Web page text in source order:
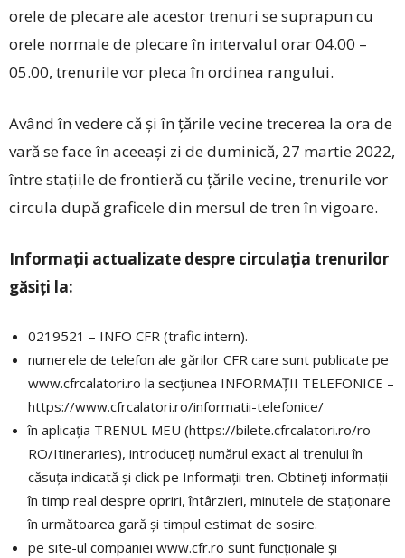
orele de plecare ale acestor trenuri se suprapun cu
orele normale de plecare în intervalul orar 04.00 –
05.00, trenurile vor pleca în ordinea rangului.
Având în vedere că şi în ţările vecine trecerea la ora de
vară se face în aceeaşi zi de duminică, 27 martie 2022,
între staţiile de frontieră cu țările vecine, trenurile vor
circula după graficele din mersul de tren în vigoare.
Informații actualizate despre circulația trenurilor
găsiți la:
0219521 – INFO CFR (trafic intern).
numerele de telefon ale gărilor CFR care sunt publicate pe
www.cfrcalatori.ro la secțiunea INFORMAȚII TELEFONICE –
https://www.cfrcalatori.ro/informatii-telefonice/
în aplicația TRENUL MEU (https://bilete.cfrcalatori.ro/ro-
RO/Itineraries), introduceţi numărul exact al trenului în
căsuţa indicată şi click pe Informații tren. Obtineţi informaţii
în timp real despre opriri, întârzieri, minutele de staţionare
în următoarea gară şi timpul estimat de sosire.
pe site-ul companiei www.cfr.ro sunt funcționale și